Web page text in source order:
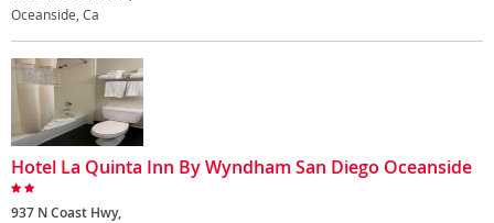
Oceanside, Ca
Hotel La Quinta Inn By Wyndham San Diego Oceanside
937 N Coast Hwy,